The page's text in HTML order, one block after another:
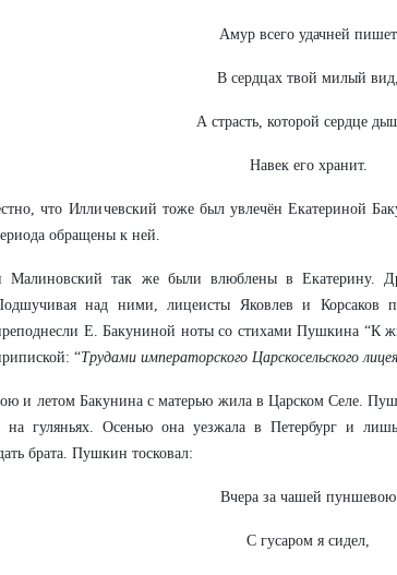
Амур всего удачней пишет
В сердцах твой милый вид,
А страсть, которой сердце
Навек его хранит.
что Илличевский тоже был увлечён Екатериной
обращены к ней.
Малиновский так же были влюблены в Екатерину.
над ними, лицеисты Яковлев и Корсаков
Е. Бакуниной ноты со стихами Пушкина “К
“Трудами императорского Царскосельского
и летом Бакунина с матерью жила в Царском Селе.
на гуляньях. Осенью она уезжала в Петербург и
брата. Пушкин тосковал:
Вчера за чашей пуншевою
С гусаром я сидел,